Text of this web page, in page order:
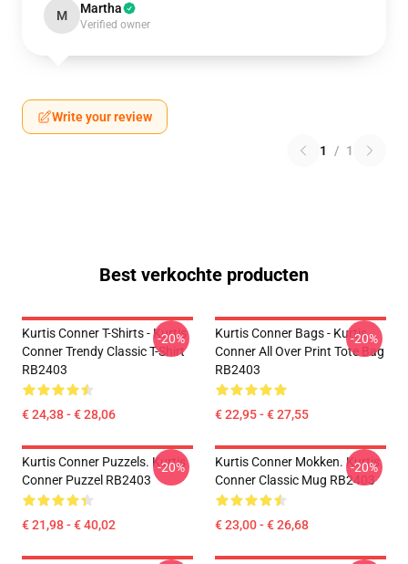
M Martha
Verified owner
Write your review
1 / 1
Best verkochte producten
Kurtis Conner T-Shirts - Kurtis
Conner Trendy Classic T-Shirt
RB2403
€ 24,38 - € 28,06
-20%
Kurtis Conner Bags - Kurtis
Conner All Over Print Tote Bag
RB2403
€ 22,95 - € 27,55
-20%
Kurtis Conner Puzzels. Kurtis
Conner Puzzel RB2403
€ 21,98 - € 40,02
-20%
Kurtis Conner Mokken. Kurtis
Conner Classic Mug RB2403
€ 23,00 - € 26,68
-20%